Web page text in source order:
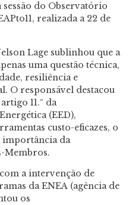
do Observatório
realizada a 22 de
Lage sublinhou que a
uma questão técnica,
resiliência e
O responsável destacou
11.º da
(EED),
custo-eficazes, o
importância da
Membros.
a intervenção de
da ENEA (agência de
os